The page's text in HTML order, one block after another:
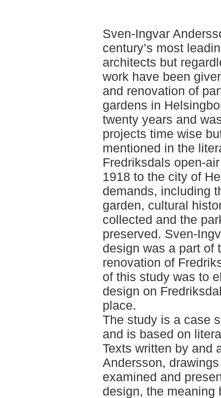
Sven-Ingvar
century’s most
architects but
work have been
and renovation of
gardens in
twenty years and
projects time wise
mentioned in the
Fredriksdals open-
1918 to the city of
demands, including
garden, cultural
collected and the
preserved. Sven-
design was a part of
renovation of
of this study was to
design on
place.
The study is a case
and is based on
Texts written by and
Andersson,
examined and
design, the meaning